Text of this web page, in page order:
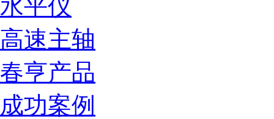
水平仪
高速主轴
春亨产品
成功案例